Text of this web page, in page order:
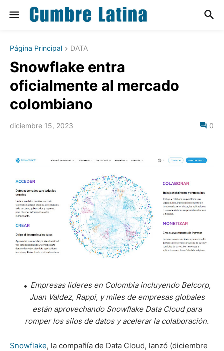
Página Principal DATA
Snowflake entra
oficialmente al mercado
colombiano
diciembre 15, 2023 0
Empresas líderes en Colombia incluyendo Belcorp,
Juan Valdez, Rappi, y miles de empresas globales
están aprovechando Snowflake Data Cloud para
romper los silos de datos y acelerar la colaboración.
Snowflake, la compañía de Data Cloud, lanzó (diciembre